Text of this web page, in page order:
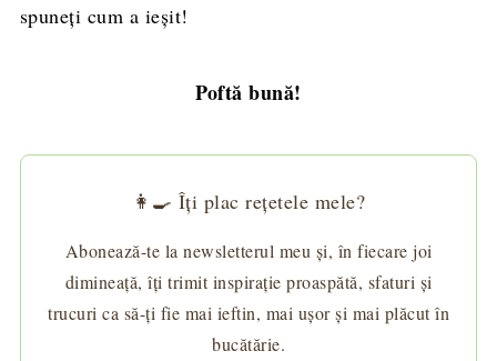
spuneți cum a ieșit!
Poftă bună!
👩‍🍳 Îți plac rețetele mele?
Abonează-te la newsletterul meu și, în fiecare joi
dimineață, îți trimit inspirație proaspătă, sfaturi și
trucuri ca să-ți fie mai ieftin, mai ușor și mai plăcut în
bucătărie.